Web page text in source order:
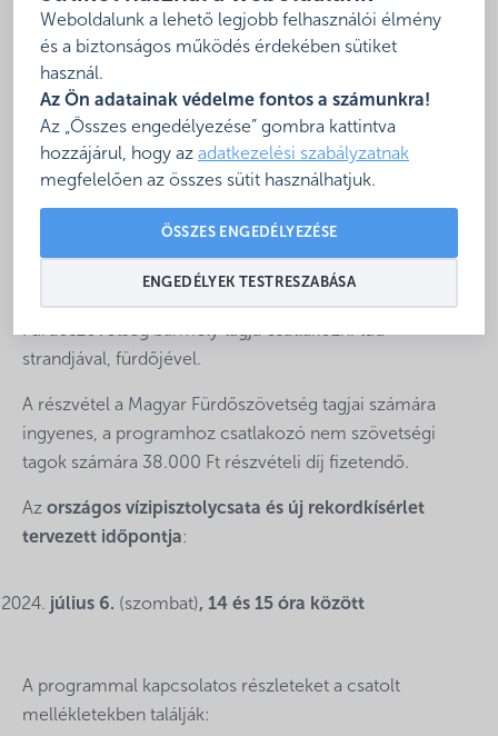
Weboldalunk a lehető legjobb felhasználói élmény
és a biztonságos működés érdekében sütiket
használ.
Az Ön adatainak védelme fontos a számunkra!
Az „Összes engedélyezése” gombra kattintva
hozzájárul, hogy az adatkezelési szabályzatnak
megfelelően az összes sütit használhatjuk.
ÖSSZES ENGEDÉLYEZÉSE
ENGEDÉLYEK TESTRESZABÁSA
vízipisztolycsatát ebben a szezonban is meghirdetjük az
ehhez kapcsolódó rekordkísérlettel együtt, melyhez a
Fürdőszövetség bármely tagja csatlakozni tud
strandjával, fürdőjével.
A részvétel a Magyar Fürdőszövetség tagjai számára
ingyenes, a programhoz csatlakozó nem szövetségi
tagok számára 38.000 Ft részvételi díj fizetendő.
Az országos vízipisztolycsata és új rekordkísérlet
tervezett időpontja:
július 6. (szombat), 14 és 15 óra között
A programmal kapcsolatos részleteket a csatolt
mellékletekben találják: